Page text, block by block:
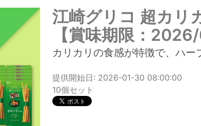
江崎グリコ 超カリ
【賞味期限：
カリカリの食感が特徴で、ハー
提供開始日: 2026-01-30 08:00:00
10個セット